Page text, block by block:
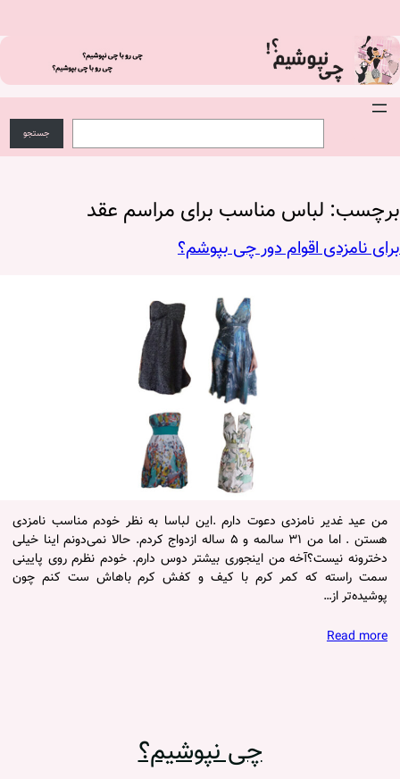
c
ج
ج
و
جستجو
برچسب: لباس مناسب برای مراسم عقد
برای نامزدی اقوام دور چی بپوشم؟
من عید غدیر نامزدی دعوت دارم .این لباسا به نظر خودم مناسب نامزدی
هستن . اما من ۳۱ سالمه و ۵ ساله ازدواج کردم. حالا نمی‌دونم اینا خیلی
دخترونه نیست؟آخه من اینجوری بیشتر دوس دارم. خودم نظرم روی پایینی
سمت راسته که کمر کرم با کیف و کفش کرم باهاش ست کنم چون
پوشیده‌تر از…
Read more
چی نپوشیم؟